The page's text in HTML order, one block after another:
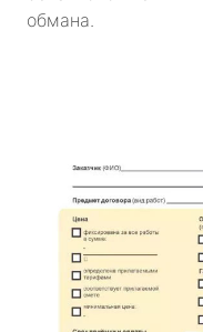
обмана.